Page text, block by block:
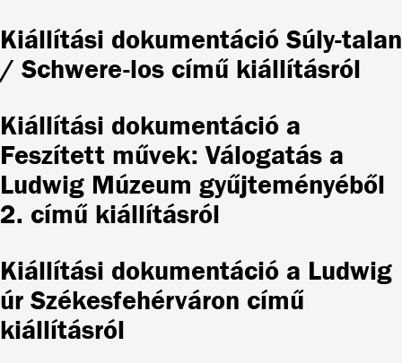
Kiállítási dokumentáció Súly-talan
/ Schwere-los című kiállításról
Kiállítási dokumentáció a
Feszített művek: Válogatás a
Ludwig Múzeum gyűjteményéből
2. című kiállításról
Kiállítási dokumentáció a Ludwig
úr Székesfehérváron című
kiállításról